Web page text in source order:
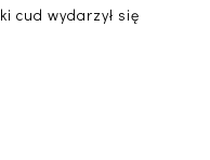
cud wydarzył się